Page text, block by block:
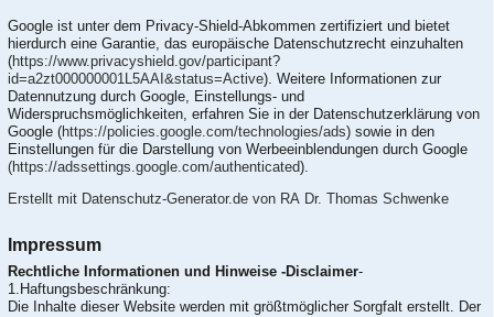
Google ist unter dem Privacy-Shield-Abkommen zertifiziert und bietet
hierdurch eine Garantie, das europäische Datenschutzrecht einzuhalten
(https://www.privacyshield.gov/participant?
id=a2zt000000001L5AAI&status=Active). Weitere Informationen zur
Datennutzung durch Google, Einstellungs- und
Widerspruchsmöglichkeiten, erfahren Sie in der Datenschutzerklärung von
Google (https://policies.google.com/technologies/ads) sowie in den
Einstellungen für die Darstellung von Werbeeinblendungen durch Google
(https://adssettings.google.com/authenticated).
Erstellt mit Datenschutz-Generator.de von RA Dr. Thomas Schwenke
Impressum
Rechtliche Informationen und Hinweise -Disclaimer-
1.Haftungsbeschränkung:
Die Inhalte dieser Website werden mit größtmöglicher Sorgfalt erstellt. Der